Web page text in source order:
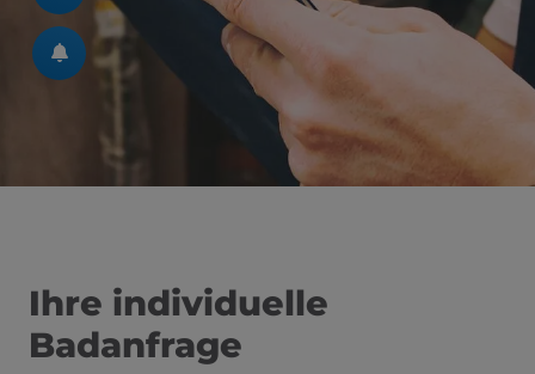
Ihre individuelle
Badanfrage